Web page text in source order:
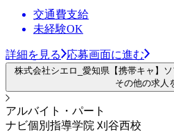
交通費支給
未経験OK
詳細を見る 応募画面に進む
株式会社シエロ_愛知県【携帯キャ】
その他の求人
アルバイト・パート
ナビ個別指導学院 刈谷西校